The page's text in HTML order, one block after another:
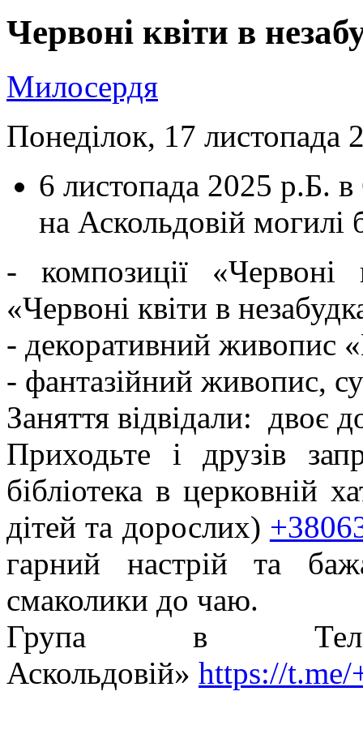
Червоні квіти в
Милосердя
Понеділок, 17 листопада
6 листопада 2025 р.Б. в
на Аскольдовій могилі
- композиції «Червоні
«Червоні квіти в
- декоративний живопис
- фантазійний живопис,
Заняття відвідали: двоє
Приходьте і друзів
бібліотека в церковній
дітей та дорослих)
гарний настрій та
смаколики до чаю.
Група в
Аскольдовій» https://